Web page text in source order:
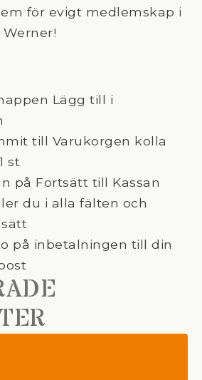
för evigt medlemskap i
Lägg till i
till Varukorgen kolla
st
på Fortsätt till Kassan
du i alla fälten och
på inbetalningen till din